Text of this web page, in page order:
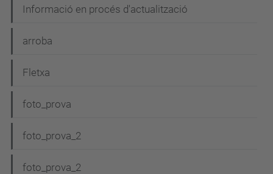
g
a
i
ó
Informació en procés d'actualització
arroba
Fletxa
foto_prova
foto_prova_2
foto_prova_2